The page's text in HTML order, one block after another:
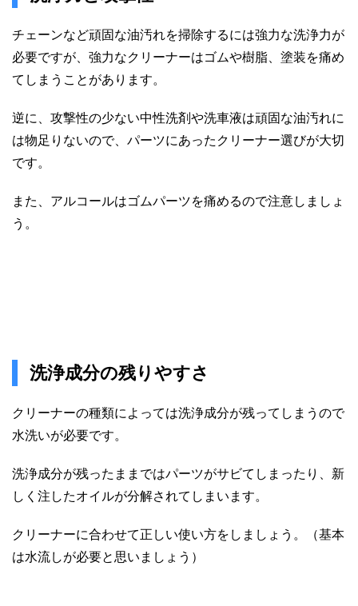
チェーンなど頑固な油汚れを掃除するには強力な洗浄力が
必要ですが、強力なクリーナーはゴムや樹脂、塗装を痛め
てしまうことがあります。
逆に、攻撃性の少ない中性洗剤や洗車液は頑固な油汚れに
は物足りないので、パーツにあったクリーナー選びが大切
です。
また、アルコールはゴムパーツを痛めるので注意しましょ
う。
洗浄成分の残りやすさ
クリーナーの種類によっては洗浄成分が残ってしまうので
水洗いが必要です。
洗浄成分が残ったままではパーツがサビてしまったり、新
しく注したオイルが分解されてしまいます。
クリーナーに合わせて正しい使い方をしましょう。（基本
は水流しが必要と思いましょう）